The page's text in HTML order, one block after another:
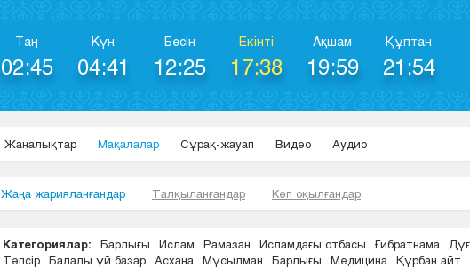
Таң
02:45
Күн
04:41
Бесін
12:25
Екінті
17:38
Ақшам
19:59
Құптан
21:54
Жаңалықтар Мақалалар Сұрақ-жауап Видео Аудио
Жаңа жарияланғандар Талқыланғандар Көп оқылғандар
Категориялар: Барлығы Ислам Рамазан Исламдағы отбасы Ғибратнама
Тәпсір
Балалы үй базар Асхана Мұсылман Барлығы Медицина Құрбан айт